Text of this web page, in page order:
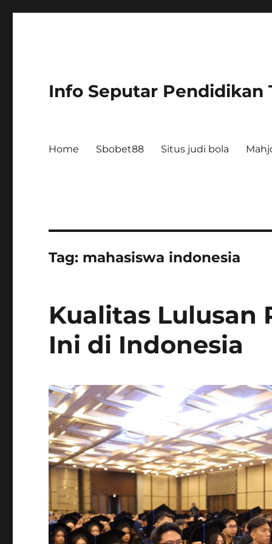
Info Seputar Pendidikan
Home Sbobet88 Situs judi bola
Tag: mahasiswa indonesia
Kualitas Lulusan
Ini di Indonesia